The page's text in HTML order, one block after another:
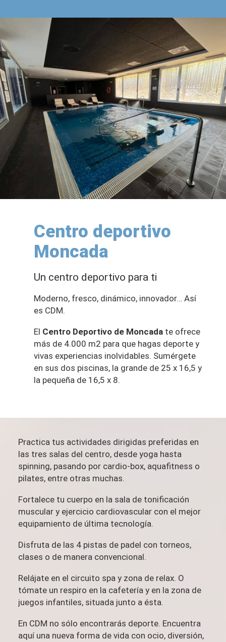
Centro deportivo
Moncada
Un centro deportivo para ti
Moderno, fresco, dinámico, innovador… Así
es CDM.
El Centro Deportivo de Moncada te ofrece
más de 4.000 m2 para que hagas deporte y
vivas experiencias inolvidables. Sumérgete
en sus dos piscinas, la grande de 25 x 16,5 y
la pequeña de 16,5 x 8.
Practica tus actividades dirigidas preferidas en
las tres salas del centro, desde yoga hasta
spinning, pasando por cardio-box, aquafitness o
pilates, entre otras muchas.
Fortalece tu cuerpo en la sala de tonificación
muscular y ejercicio cardiovascular con el mejor
equipamiento de última tecnología.
Disfruta de las 4 pistas de padel con torneos,
clases o de manera convencional.
Relájate en el circuito spa y zona de relax. O
tómate un respiro en la cafetería y en la zona de
juegos infantiles, situada junto a ésta.
En CDM no sólo encontrarás deporte. Encuentra
aquí una nueva forma de vida con ocio, diversión,